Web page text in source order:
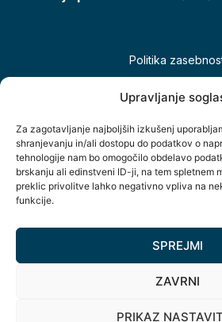
Upravljanje
Za zagotavljanje najboljših izkušenj
shranjevanju in/ali dostopu do podatkov o
tehnologije nam bo omogočilo obdelavo
brskanju ali edinstveni ID-ji, na tem spletnem
preklic privolitve lahko negativno vpliva na
funkcije.
SPREJMI
ZAVRNI
PRIKAZ
Politika
Izjava o
Šolsko naselje 12, 9000
info@spts.si